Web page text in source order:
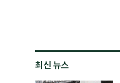
최신 뉴스